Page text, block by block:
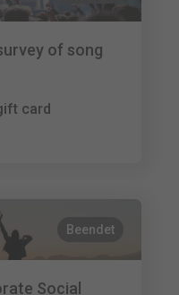
of song
card
Beendet
Social